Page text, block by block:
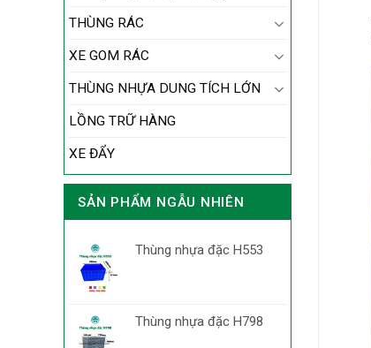
THÙNG RÁC
XE GOM RÁC
THÙNG NHỰA DUNG TÍCH LỚN
LỒNG TRỮ HÀNG
XE ĐẨY
SẢN PHẨM NGẪU NHIÊN
Thùng nhựa đặc H553
Thùng nhựa đặc H798